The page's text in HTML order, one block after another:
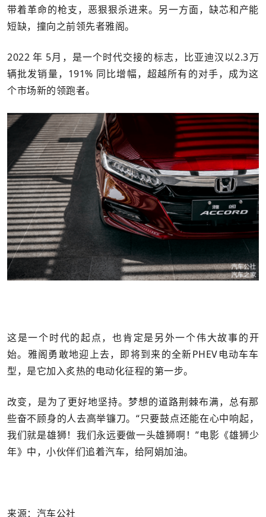
带着革命的枪支，恶狠狠杀进来。另一方面，缺芯和产能
短缺，撞向之前领先者雅阁。
2022 年 5月，是一个时代交接的标志，比亚迪汉以2.3万
辆批发销量，191% 同比增幅，超越所有的对手，成为这
个市场新的领跑者。
这是一个时代的起点，也肯定是另外一个伟大故事的开
始。雅阁勇敢地迎上去，即将到来的全新PHEV电动车车
型，是它加入炙热的电动化征程的第一步。
改变，是为了更好地坚持。梦想的道路荆棘布满，总有那
些奋不顾身的人去高举镰刀。“只要鼓点还能在心中响起，
我们就是雄狮！我们永远要做一头雄狮啊！”电影《雄狮少
年》中，小伙伴们追着汽车，给阿娟加油。
来源：汽车公社